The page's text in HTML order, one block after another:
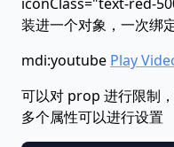
装进一个对象，一次绑
mdi:youtube Play
可以对 prop 进行限制
多个属性可以进行设置